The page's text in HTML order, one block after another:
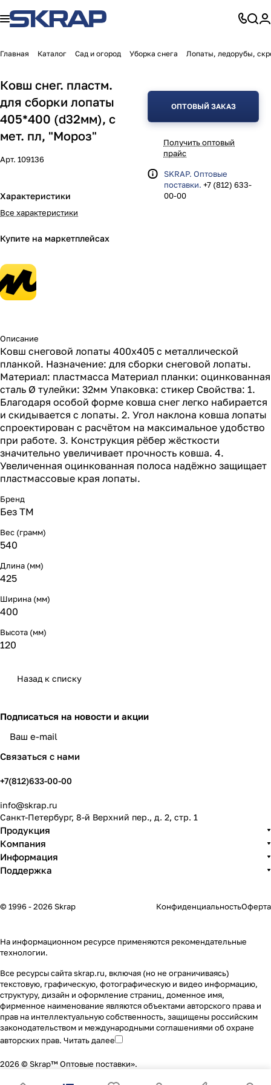
Главная Каталог Сад и огород Уборка снега Лопаты, ледорубы,
Ковш снег. пластм.
для сборки лопаты
405*400 (d32мм), с
мет. пл, "Мороз"
Арт. 109136
Характеристики
Все характеристики
Купите на маркетплейсах
ОПТОВЫЙ ЗАКАЗ
Получить оптовый
прайс
SKRAP. Оптовые
поставки. +7 (812) 633-
00-00
Описание
Ковш снеговой лопаты 400х405 с металлической
планкой. Назначение: для сборки снеговой лопаты.
Материал: пластмасса Материал планки: оцинкованная
сталь Ø тулейки: 32мм Упаковка: стикер Свойства: 1.
Благодаря особой форме ковша снег легко набирается
и скидывается с лопаты. 2. Угол наклона ковша лопаты
спроектирован с расчётом на максимальное удобство
при работе. 3. Конструкция рёбер жёсткости
значительно увеличивает прочность ковша. 4.
Увеличенная оцинкованная полоса надёжно защищает
пластмассовые края лопаты.
Бренд
Без ТМ
Вес (грамм)
540
Длина (мм)
425
Ширина (мм)
400
Высота (мм)
120
Назад к списку
Подписаться на новости и акции
Связаться с нами
+7(812)633-00-00
info@skrap.ru
Санкт-Петербург, 8-й Верхний пер., д. 2, стр. 1
Продукция
Компания
Информация
Поддержка
© 1996 - 2026 Skrap КонфиденциальностьОферта
На информационном ресурсе применяются рекомендательные
технологии.
Все ресурсы сайта skrap.ru, включая (но не ограничиваясь)
текстовую, графическую, фотографическую и видео информацию,
структуру, дизайн и оформление страниц, доменное имя,
фирменное наименование являются объектами авторского права и
прав на интеллектуальную собственность, защищены российским
законодательством и международными соглашениями об охране
авторских прав. Читать далее
2026 © Skrap™ Оптовые поставки».